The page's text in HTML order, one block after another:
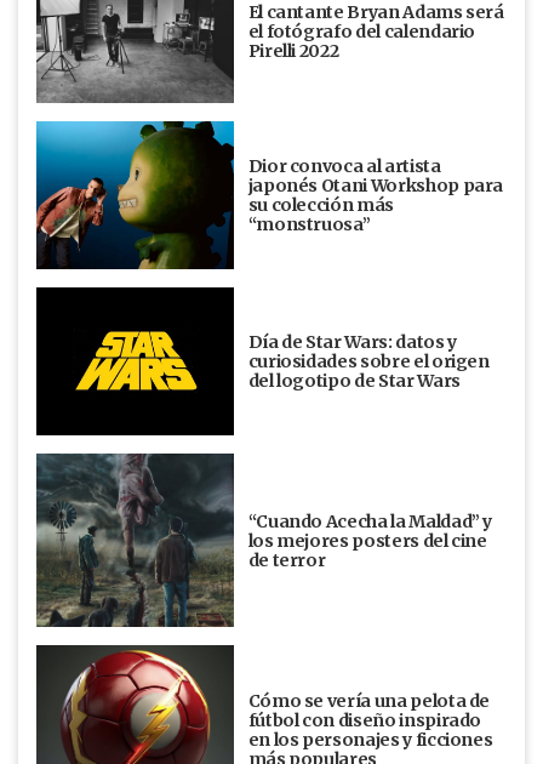
El cantante Bryan Adams será
el fotógrafo del calendario
Pirelli 2022
Dior convoca al artista
japonés Otani Workshop para
su colección más
“monstruosa”
Día de Star Wars: datos y
curiosidades sobre el origen
del logotipo de Star Wars
“Cuando Acecha la Maldad” y
los mejores posters del cine
de terror
Cómo se vería una pelota de
fútbol con diseño inspirado
en los personajes y ficciones
más populares